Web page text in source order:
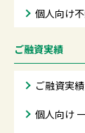
個人向け
ご融資実績
ご融資実
個人向け